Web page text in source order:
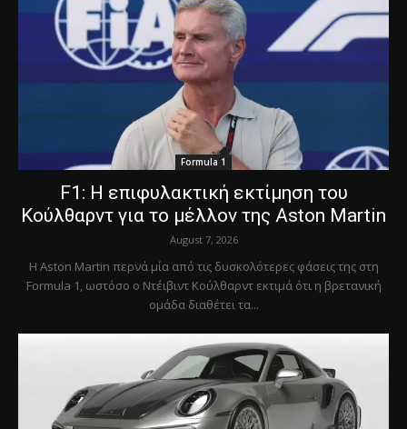
Formula 1
F1: Η επιφυλακτική εκτίμηση του
Κούλθαρντ για το μέλλον της Aston Martin
August 7, 2026
Η Aston Martin περνά μία από τις δυσκολότερες φάσεις της στη
Formula 1, ωστόσο ο Ντέιβιντ Κούλθαρντ εκτιμά ότι η βρετανική
ομάδα διαθέτει τα...